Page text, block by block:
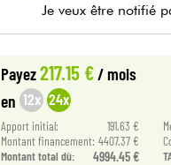
Je veux être notifié
Payez217.15 €/ mois
en 12x 24x
Apport initial: 191.63 €
Montant financement: 4407.37 €
Montant total dù:
4994.45 €